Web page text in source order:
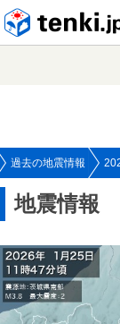
過去の地震情報
地震情報